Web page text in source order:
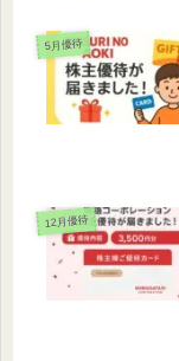
5月優待
12月優待